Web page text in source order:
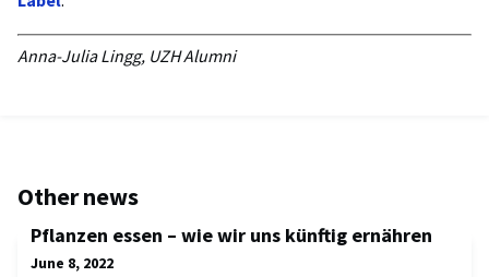
Anna-Julia Lingg, UZH Alumni
Other news
Pflanzen essen – wie wir uns künftig ernähren
June 8, 2022